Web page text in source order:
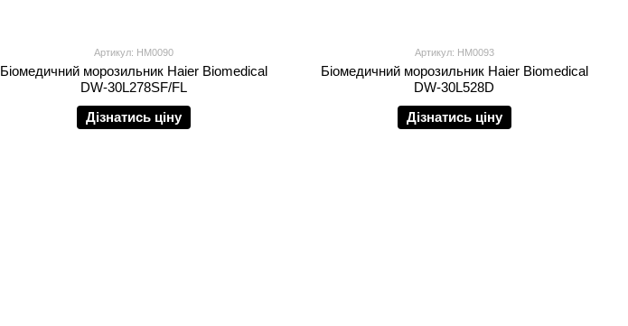
Артикул: HM0090
Біомедичний морозильник Haier Biomedical
DW-30L278SF/FL
Дізнатись ціну
Артикул: HM0093
Біомедичний морозильник Haier Biomedical
DW-30L528D
Дізнатись ціну